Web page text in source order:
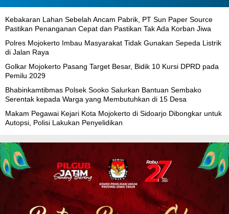
Kebakaran Lahan Sebelah Ancam Pabrik, PT Sun Paper Source
Pastikan Penanganan Cepat dan Pastikan Tak Ada Korban Jiwa
Polres Mojokerto Imbau Masyarakat Tidak Gunakan Sepeda Listrik
di Jalan Raya
Golkar Mojokerto Pasang Target Besar, Bidik 10 Kursi DPRD pada
Pemilu 2029
Bhabinkamtibmas Polsek Sooko Salurkan Bantuan Sembako
Serentak kepada Warga yang Membutuhkan di 15 Desa
Makam Pegawai Kejari Kota Mojokerto di Sidoarjo Dibongkar untuk
Autopsi, Polisi Lakukan Penyelidikan